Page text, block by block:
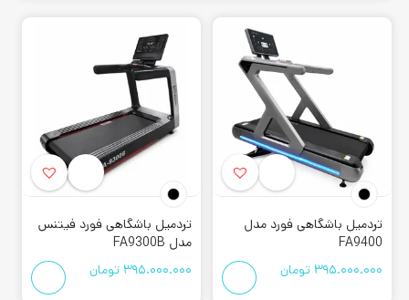
تردمیل باشگاهی فورد مدل
FA9400
395.000.000 تومان
تردمیل باشگاهی فورد فیتنس
مدل FA9300B
395.000.000 تومان